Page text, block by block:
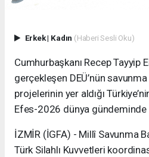
Erkek| Kadın (Haberi Sesli Oku)
Cumhurbaşkanı Recep Tayyip
gerçekleşen DEÜ’nün
projelerinin yer aldığı
Efes-2026 dünya gündeminde
İZMİR (İGFA) - Millî Savunma
Türk Silahlı Kuvvetleri